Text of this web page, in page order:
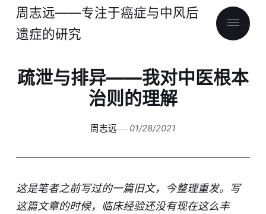
周志远——专注于癌症与中风后
遗症的研究
疏泄与排异——我对中医根本
治则的理解
周志远 01/28/2021
这是笔者之前写过的一篇旧文，今整理重发。写
这篇文章的时候，临床经验还没有现在这么丰